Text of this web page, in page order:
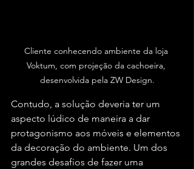
Cliente conhecendo ambiente da loja
Voktum, com projeção da cachoeira,
desenvolvida pela ZW Design.
Contudo, a solução deveria ter um
aspecto lúdico de maneira a dar
protagonismo aos móveis e elementos
da decoração do ambiente. Um dos
grandes desafios de fazer uma